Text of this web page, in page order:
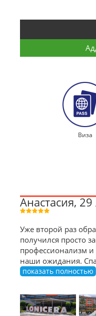
Виза
Анастасия, 29
Уже второй раз
получился просто
профессионализм
наши ожидания.
показать полностью